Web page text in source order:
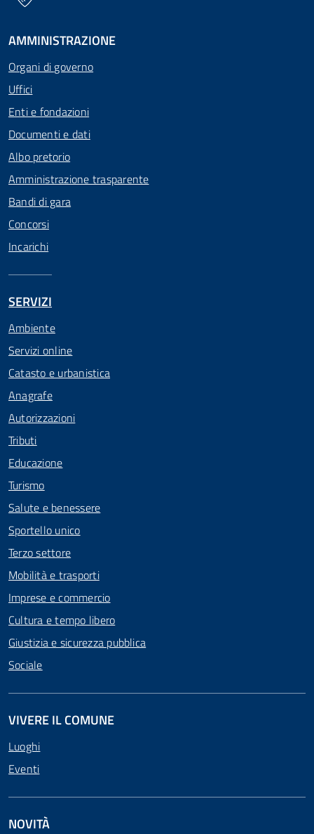
AMMINISTRAZIONE
Organi di governo
Uffici
Enti e fondazioni
Documenti e dati
Albo pretorio
Amministrazione trasparente
Bandi di gara
Concorsi
Incarichi
SERVIZI
Ambiente
Servizi online
Catasto e urbanistica
Anagrafe
Autorizzazioni
Tributi
Educazione
Turismo
Salute e benessere
Sportello unico
Terzo settore
Mobilità e trasporti
Imprese e commercio
Cultura e tempo libero
Giustizia e sicurezza pubblica
Sociale
VIVERE IL COMUNE
Luoghi
Eventi
NOVITÀ